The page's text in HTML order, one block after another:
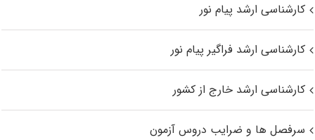
کارشناسی ارشد پیام نور
کارشناسی ارشد فراگیر پیام نور
کارشناسی ارشد خارج از کشور
سرفصل ها و ضرایب دروس آزمون